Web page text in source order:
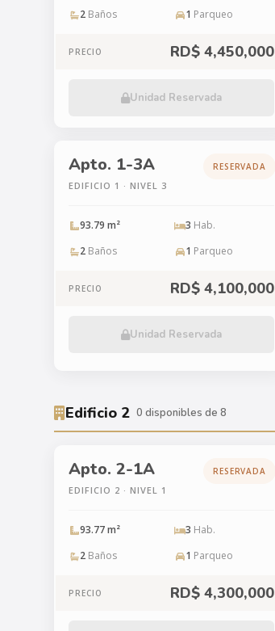
2 Baños 1 Parqueo
PRECIO RD$ 4,450,000
Unidad Reservada
Apto. 1-3A
EDIFICIO 1 · NIVEL 3
RESERVADA
93.79 m² 3 Hab.
2 Baños 1 Parqueo
PRECIO RD$ 4,100,000
Unidad Reservada
Edificio 2 0 disponibles de 8
Apto. 2-1A
EDIFICIO 2 · NIVEL 1
RESERVADA
93.77 m² 3 Hab.
2 Baños 1 Parqueo
PRECIO RD$ 4,300,000